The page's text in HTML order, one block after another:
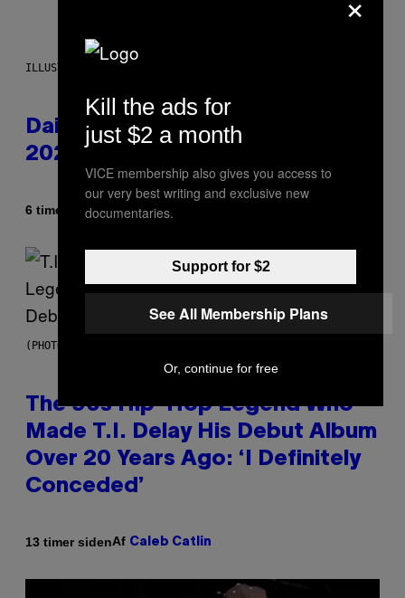
ILLUSTRATION BY REESA.
Daily Horoscope: August 10,
2026
6 timer sidenAfAshley Fike
(PHOTO BY JOHNNY NUNEZ/WIREIMAGE)
The 90s Hip-Hop Legend Who
Made T.I. Delay His Debut Album
Over 20 Years Ago: ‘I Definitely
Conceded’
13 timer sidenAf Caleb Catlin
Kill the ads for
just $2 a month
VICE membership also gives you access to
our very best writing and exclusive new
documentaries.
Support for $2
See All Membership Plans
Or, continue for free